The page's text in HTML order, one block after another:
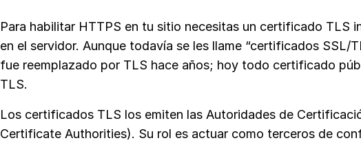
Para habilitar HTTPS en tu sitio necesitas un certificado TLS
en el servidor. Aunque todavía se les llame “certificados SSL/
fue reemplazado por TLS hace años; hoy todo certificado
TLS.
Los certificados TLS los emiten las Autoridades de
Certificate Authorities). Su rol es actuar como terceros de